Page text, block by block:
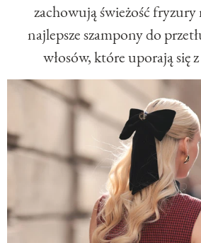
zachowują świeżość fryzury
najlepsze szampony do
włosów, które uporają się